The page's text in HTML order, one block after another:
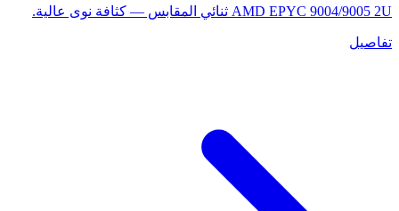
AMD EPYC 9004/9005 2U ثنائي المقابس — كثافة نوى عالية.
تفاصيل